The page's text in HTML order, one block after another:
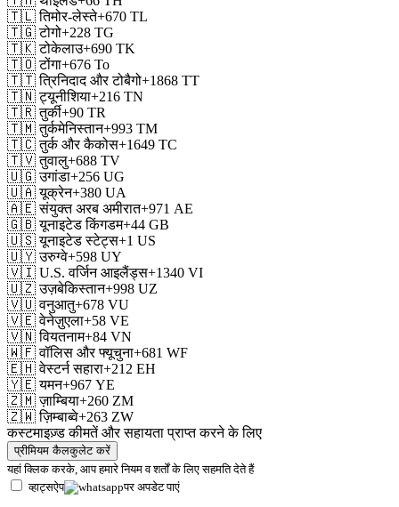
🇹🇱 तिमोर-लेस्ते+670 TL
🇹🇬 टोगो+228 TG
🇹🇰 टोकेलाउ+690 TK
🇹🇴 टोंगा+676 To
🇹🇹 त्रिनिदाद और टोबैगो+1868 TT
🇹🇳 ट्यूनीशिया+216 TN
🇹🇷 तुर्की+90 TR
🇹🇲 तुर्कमेनिस्तान+993 TM
🇹🇨 तुर्क और कैकोस+1649 TC
🇹🇻 तुवालु+688 TV
🇺🇬 उगांडा+256 UG
🇺🇦 यूक्रेन+380 UA
🇦🇪 संयुक्त अरब अमीरात+971 AE
🇬🇧 यूनाइटेड किंगडम+44 GB
🇺🇸 यूनाइटेड स्टेट्स+1 US
🇺🇾 उरुग्वे+598 UY
🇻🇮 U.S. वर्जिन आइलैंड्स+1340 VI
🇺🇿 उज़बेकिस्तान+998 UZ
🇻🇺 वनुआतु+678 VU
🇻🇪 वेनेज़ुएला+58 VE
🇻🇳 वियतनाम+84 VN
🇼🇫 वॉलिस और फ्यूचुना+681 WF
🇪🇭 वेस्टर्न सहारा+212 EH
🇾🇪 यमन+967 YE
🇿🇲 ज़ाम्बिया+260 ZM
🇿🇼 ज़िम्बाब्वे+263 ZW
कस्टमाइज़्ड कीमतें और सहायता प्राप्त करने के लिए
प्रीमियम कैलकुलेट करें
यहां क्लिक करके, आप हमारेनियम व शर्तोंके लिए सहमति देते हैं
व्हाट्सऐप
पर अपडेट पाएं